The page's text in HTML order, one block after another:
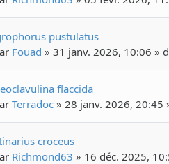
pustulatus
Fouad » 31 janv. 2026, 10:06 »
flaccida
Terradoc » 28 janv. 2026, 20:45
croceus
Richmond63 » 16 déc. 2025,